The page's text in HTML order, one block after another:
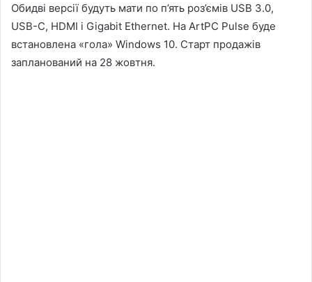
Обидві версії будуть мати по п’ять роз’ємів USB 3.0,
USB-C, HDMI і Gigabit Ethernet. На ArtPC Pulse буде
встановлена «гола» Windows 10. Старт продажів
запланований на 28 жовтня.